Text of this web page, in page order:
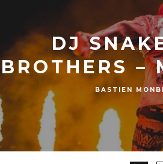
DJ
BROTHERS –
BASTIEN